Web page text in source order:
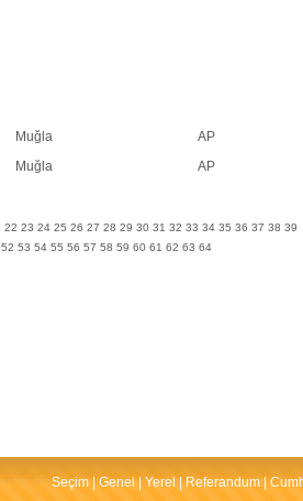
Muğla
AP
Muğla AP
22 23 24 25 26 27 28 29 30 31 32 33 34 35 36 37 38 39
52 53 54 55 56 57 58 59 60 61 62 63 64
Seçim Genel Yerel Referandum